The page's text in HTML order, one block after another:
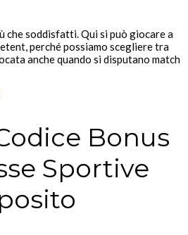
che soddisfatti. Qui si può giocare a
perché possiamo scegliere tra
anche quando si disputano match
Bonus
Sportive